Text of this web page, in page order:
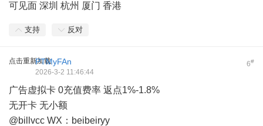
可见面 深圳 杭州 厦门 香港
支持 反对
点击重新加载 6#
PTMyFAn
2026-3-2 11:46:44
广告虚拟卡 0充值费率 返点1%-1.8%
无开卡 无小额
@billvcc WX：beibeiryy